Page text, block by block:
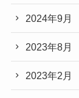
2024年9月
2023年8月
2023年2月